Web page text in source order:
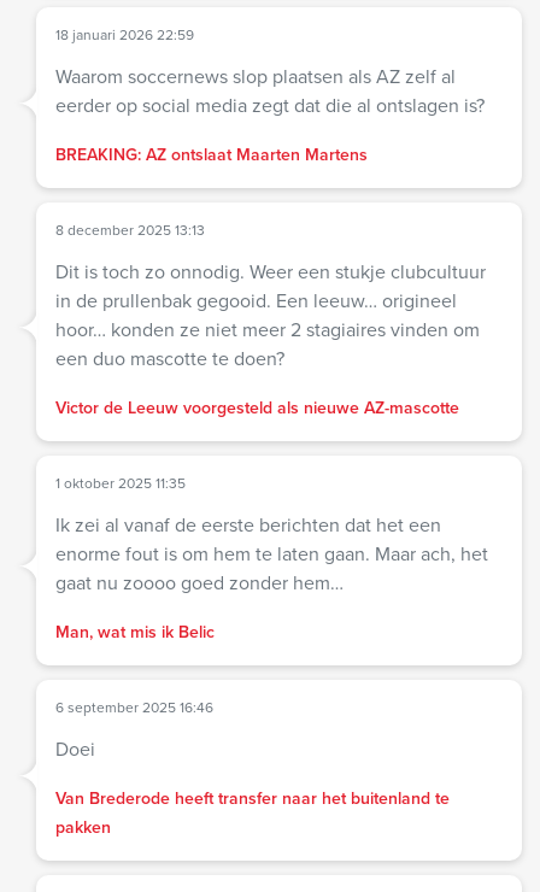
18 januari 2026 22:59
Waarom soccernews slop plaatsen als AZ zelf al
eerder op social media zegt dat die al ontslagen is?
BREAKING: AZ ontslaat Maarten Martens
8 december 2025 13:13
Dit is toch zo onnodig. Weer een stukje clubcultuur
in de prullenbak gegooid. Een leeuw… origineel
hoor… konden ze niet meer 2 stagiaires vinden om
een duo mascotte te doen?
Victor de Leeuw voorgesteld als nieuwe AZ-mascotte
1 oktober 2025 11:35
Ik zei al vanaf de eerste berichten dat het een
enorme fout is om hem te laten gaan. Maar ach, het
gaat nu zoooo goed zonder hem…
Man, wat mis ik Belic
6 september 2025 16:46
Doei
Van Brederode heeft transfer naar het buitenland te
pakken